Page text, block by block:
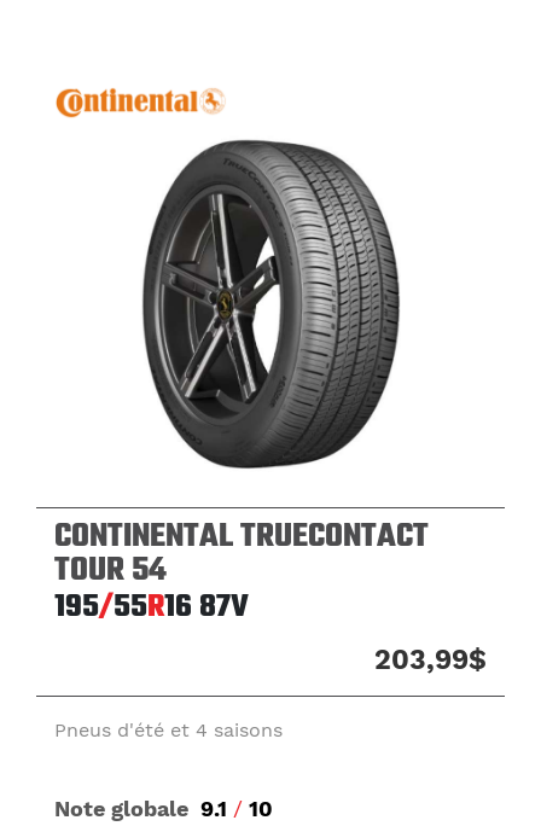
CONTINENTAL TRUECONTACT
TOUR 54
195/55R16 87V
203,99$
Pneus d'été et 4 saisons
Note globale 9.1 / 10